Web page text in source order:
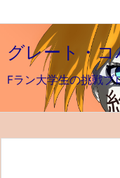
グレート・コ
Fラン大学生の挑戦ブ